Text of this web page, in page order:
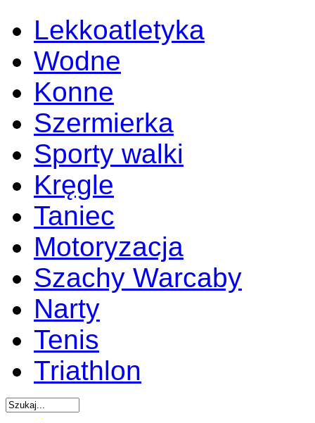
Lekkoatletyka
Wodne
Konne
Szermierka
Sporty walki
Kręgle
Taniec
Motoryzacja
Szachy Warcaby
Narty
Tenis
Triathlon